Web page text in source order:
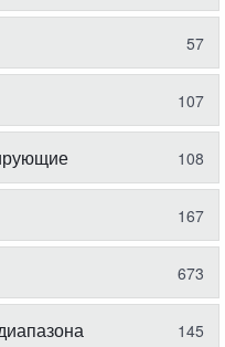
57
107
108
167
673
145